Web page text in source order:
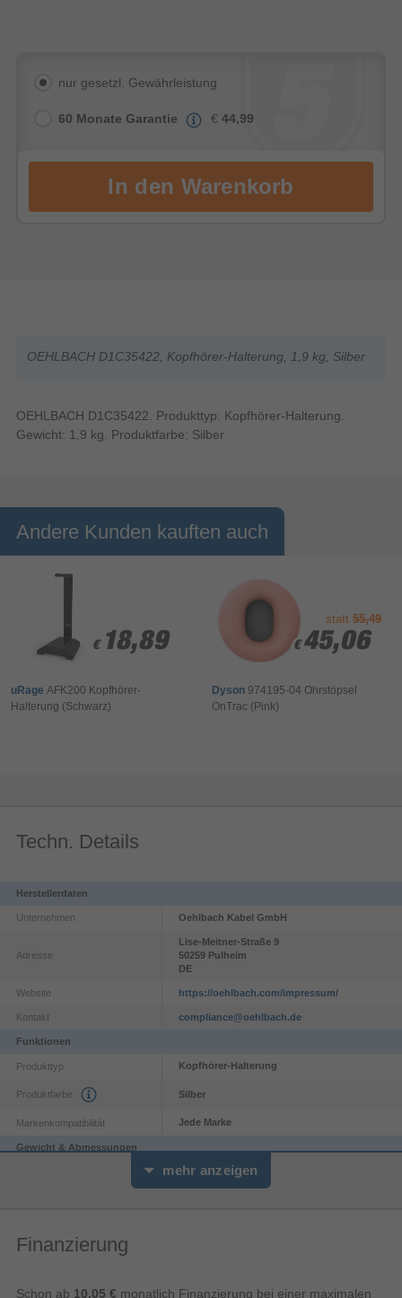
nur gesetzl. Gewährleistung
60 Monate Garantie € 44,99
OEHLBACH D1C35422, Kopfhörer-Halterung, 1,9 kg, Silber
OEHLBACH D1C35422. Produkttyp: Kopfhörer-Halterung.
Gewicht: 1,9 kg. Produktfarbe: Silber
Andere Kunden kauften auch
€ 18,89
€ 18,89
uRage AFK200 Kopfhörer-
Halterung (Schwarz)
statt55,49
€ 45,06
€ 45,06
Dyson 974195-04 Ohrstöpsel
OnTrac (Pink)
Techn. Details
Herstellerdaten
Unternehmen Oehlbach Kabel GmbH
Adresse
Lise-Meitner-Straße 9
50259 Pulheim
DE
Website https://oehlbach.com/impressum/
Kontakt compliance@oehlbach.de
Funktionen
Produkttyp Kopfhörer-Halterung
Produktfarbe Silber
Markenkompatibilität Jede Marke
Gewicht & Abmessungen
1,9 kg
Logistikdaten
mehr anzeigen
Finanzierung
Schon ab 10,05 € monatlich Finanzierung bei einer maximalen